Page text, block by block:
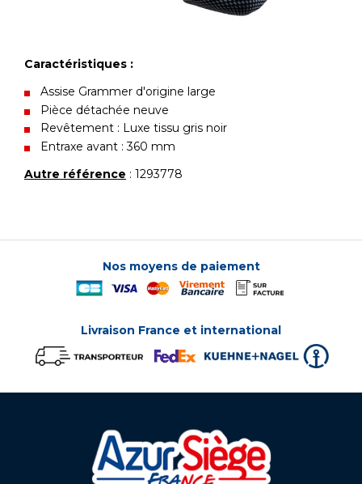
Caractéristiques :
Assise Grammer d'origine large
Pièce détachée neuve
Revêtement : Luxe tissu gris noir
Entraxe avant : 360 mm
Autre référence : 1293778
Nos moyens de paiement
Livraison France et international